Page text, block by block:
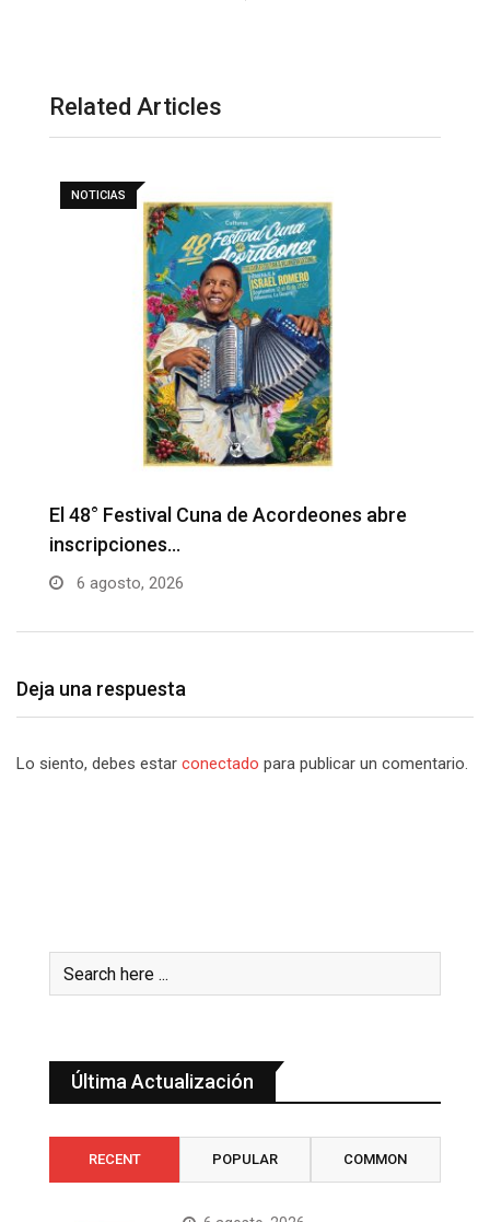
Related Articles
NOTICIAS
Barranquilla realizará el concierto ‘Capital
de la Patria…
6 agosto, 2026
Deja una respuesta
Lo siento, debes estar conectado para publicar un comentario.
Última Actualización
RECENT POPULAR COMMON